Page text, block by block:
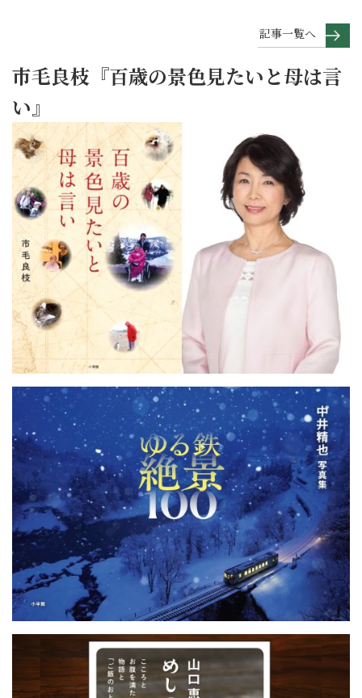
記事一覧へ
市毛良枝『百歳の景色見たいと母は言
い』